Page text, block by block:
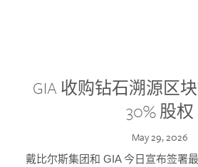
GIA 收购钻石溯源区
30% 股权
May 29, 2026
戴比尔斯集团和 GIA 今日宣布签署